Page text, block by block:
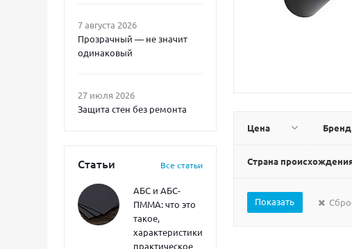
7 августа 2026
Прозрачный — не значит
одинаковый
27 июля 2026
Защита стен без ремонта
Статьи Все статьи
АБС и АБС-
ПММА: что это
такое,
характеристики,
практическое
Цена Бренд
Страна